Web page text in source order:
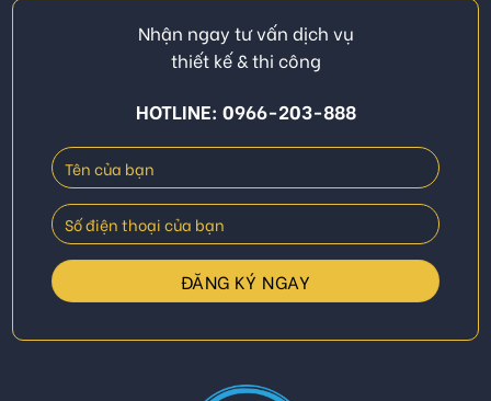
Nhận ngay tư vấn dịch vụ
thiết kế & thi công
HOTLINE: 0966-203-888